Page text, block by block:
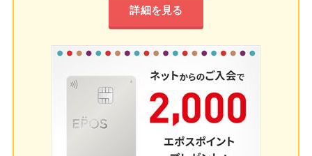
詳細を見る